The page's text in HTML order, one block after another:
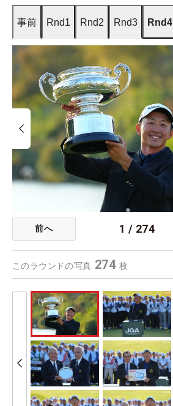
事前 Rnd1 Rnd2 Rnd3 Rnd4
前へ 1 / 274
このラウンドの写真 274 枚